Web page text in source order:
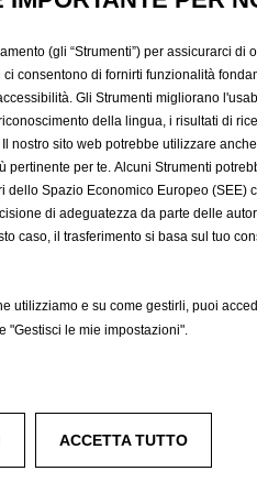
capaci di creare veicoli in
strumenti digitali,
esclusivamente veicoli
elettrica.
dell’energia, per
e in tutti i condomini,
sarà quello di arrivare
più su di
(gli “Strumenti”) per assicurarci di
consentono di fornirti funzionalità
Gli Strumenti migliorano
della lingua, i risultati di
nostro sito web potrebbe utilizzare
per te. Alcuni Strumenti
dello Spazio Economico Europeo (SEE)
di adeguatezza da parte delle
caso, il trasferimento si basa sul tuo
utilizziamo e su come gestirli, puoi
"Gestisci le mie impostazioni".
ACCETTA TUTTO